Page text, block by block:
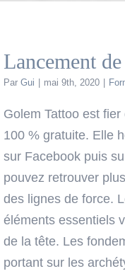
Lancement
Par Gui mai 9th, 2020
Golem Tattoo est
100 % gratuite. Elle
sur Facebook puis
pouvez retrouver
des lignes de force.
éléments essentiels
de la tête. Les
portant sur les